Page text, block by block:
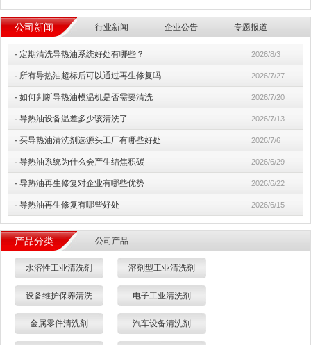
公司新闻 行业新闻 企业公告 专题报道
· 定期清洗导热油系统好处有哪些？ 2026/8/3
· 所有导热油超标后可以通过再生修复吗 2026/7/27
· 如何判断导热油模温机是否需要清洗 2026/7/20
· 导热油设备温差多少该清洗了 2026/7/13
· 买导热油清洗剂选源头工厂有哪些好处 2026/7/6
· 导热油系统为什么会产生结焦积碳 2026/6/29
· 导热油再生修复对企业有哪些优势 2026/6/22
· 导热油再生修复有哪些好处 2026/6/15
产品分类 公司产品
水溶性工业清洗剂 溶剂型工业清洗剂
设备维护保养清洗 电子工业清洗剂
金属零件清洗剂 汽车设备清洗剂